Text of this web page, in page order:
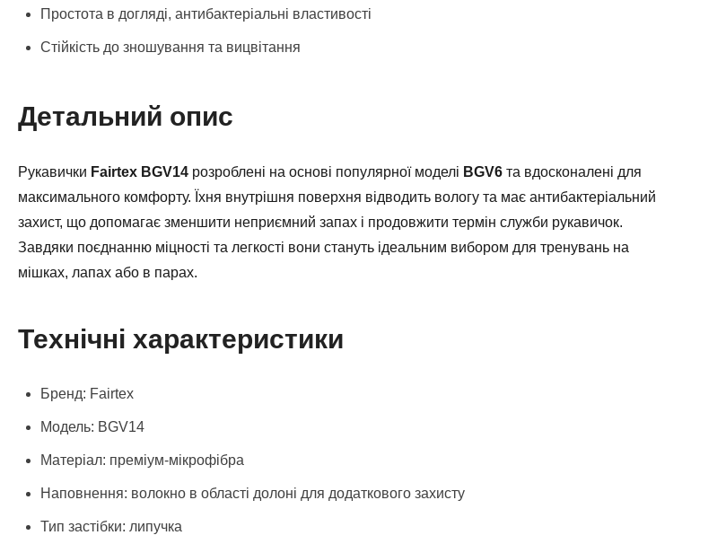
Простота в догляді, антибактеріальні властивості
Стійкість до зношування та вицвітання
Детальний опис
Рукавички Fairtex BGV14 розроблені на основі популярної моделі BGV6 та вдосконалені для
максимального комфорту. Їхня внутрішня поверхня відводить вологу та має антибактеріальний
захист, що допомагає зменшити неприємний запах і продовжити термін служби рукавичок.
Завдяки поєднанню міцності та легкості вони стануть ідеальним вибором для тренувань на
мішках, лапах або в парах.
Технічні характеристики
Бренд: Fairtex
Модель: BGV14
Матеріал: преміум-мікрофібра
Наповнення: волокно в області долоні для додаткового захисту
Тип застібки: липучка